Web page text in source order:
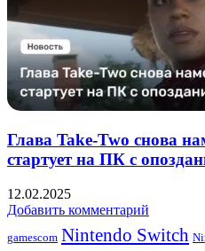
Глава Take-Two снова
стартует на ПК с
12.02.2025
Добавить комментарий
gamescom Nintendo Switch